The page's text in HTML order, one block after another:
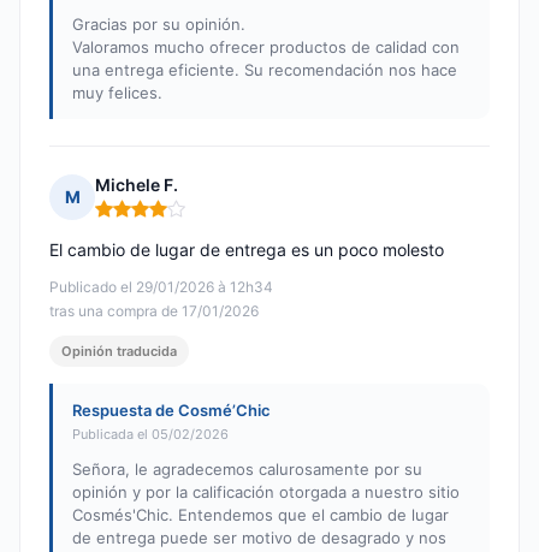
Gracias por su opinión.
Valoramos mucho ofrecer productos de calidad con
una entrega eficiente. Su recomendación nos hace
muy felices.
M
Michele F.
Nota: 4 de 5
Publicado el 29/01/2026 à 12h34
tras una compra de 17/01/2026
El cambio de lugar de entrega es un poco molesto
Opinión traducida
Respuesta de Cosmé’Chic
Publicada el 05/02/2026
Señora, le agradecemos calurosamente por su
opinión y por la calificación otorgada a nuestro sitio
Cosmés'Chic. Entendemos que el cambio de lugar
de entrega puede ser motivo de desagrado y nos